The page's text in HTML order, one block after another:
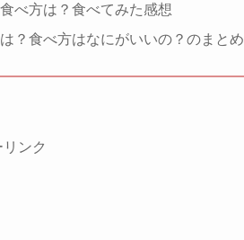
べ方は？食べてみた感想
？食べ方はなにがいいの？のまとめ
ンク